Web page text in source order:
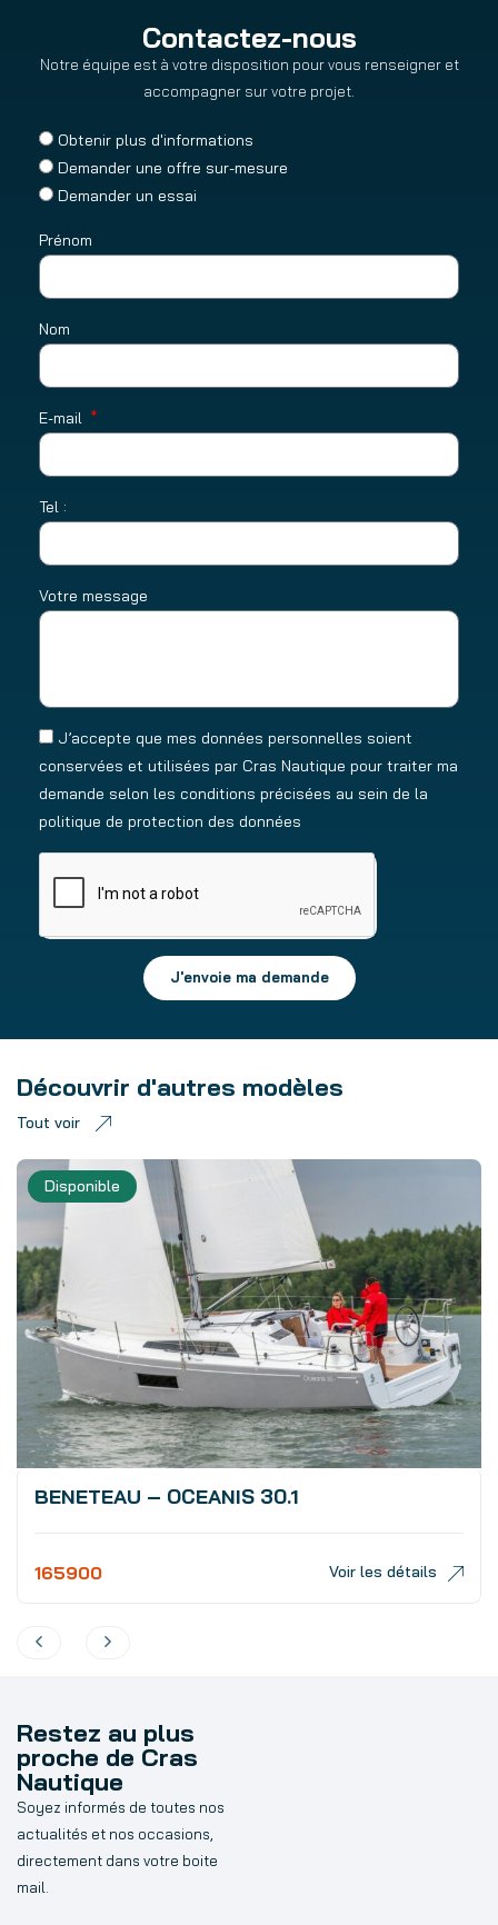
Contactez-nous
Notre équipe est à votre disposition pour vous renseigner et
accompagner sur votre projet.
Obtenir plus d'informations
Demander une offre sur-mesure
Demander un essai
Prénom
Nom
E-mail
Tel :
Votre message
J’accepte que mes données personnelles soient
conservées et utilisées par Cras Nautique pour traiter ma
demande selon les conditions précisées au sein de la
politique de protection des données
J'envoie ma demande
Découvrir d'autres modèles
Tout voir
Disponible
BENETEAU – OCEANIS 30.1
165900 Voir les détails
Restez au plus
proche de Cras
Nautique
Soyez informés de toutes nos
actualités et nos occasions,
directement dans votre boite
mail.